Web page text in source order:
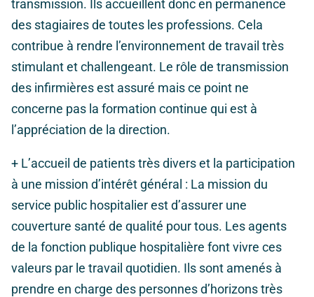
transmission. Ils accueillent donc en permanence
des stagiaires de toutes les professions. Cela
contribue à rendre l’environnement de travail très
stimulant et challengeant. Le rôle de transmission
des infirmières est assuré mais ce point ne
concerne pas la formation continue qui est à
l’appréciation de la direction.
+ L’accueil de patients très divers et la participation
à une mission d’intérêt général : La mission du
service public hospitalier est d’assurer une
couverture santé de qualité pour tous. Les agents
de la fonction publique hospitalière font vivre ces
valeurs par le travail quotidien. Ils sont amenés à
prendre en charge des personnes d’horizons très